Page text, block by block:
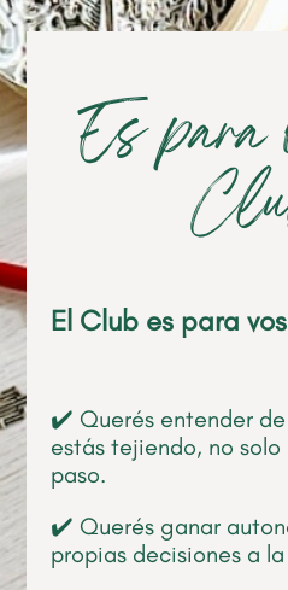
Es para
El Club es para
✔️ Querés entender
estás tejiendo, no
paso.
✔️ Querés ganar
propias decisiones a